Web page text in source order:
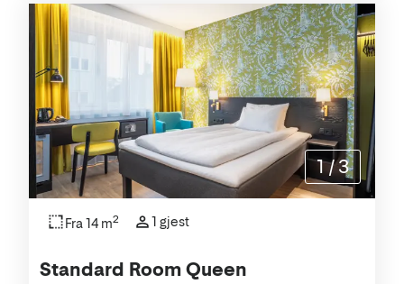
Standard Room Queen
Fra 14 m2 1 gjest
1 /3